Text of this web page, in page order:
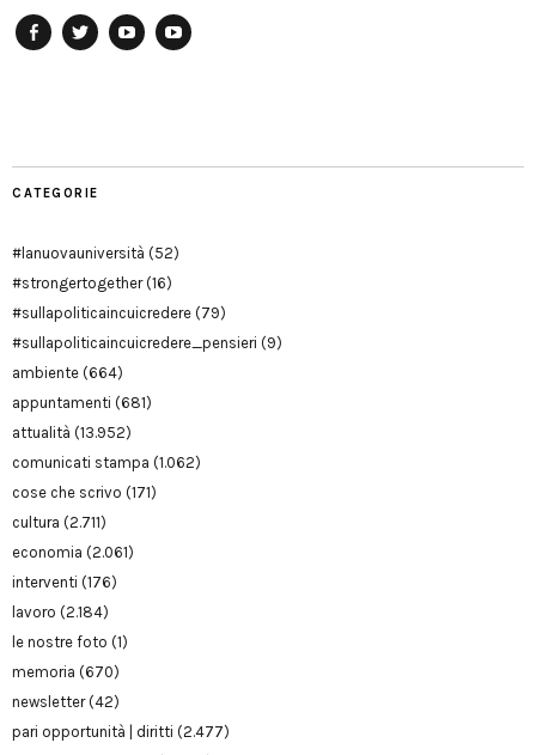
CATEGORIE
#lanuovauniversità (52)
#strongertogether(16)
#sullapoliticaincuicredere (79)
#sullapoliticaincuicredere_pensieri (9)
ambiente (664)
appuntamenti (681)
attualità (13.952)
comunicati stampa (1.062)
cose che scrivo (171)
cultura (2.711)
economia (2.061)
interventi (176)
lavoro (2.184)
le nostre foto (1)
memoria (670)
newsletter(42)
pari opportunità | diritti (2.477)